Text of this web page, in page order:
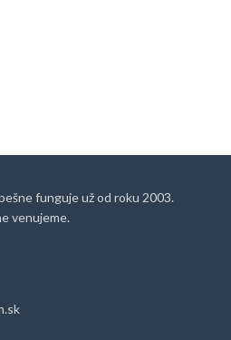
funguje už od roku 2003.
venujeme.